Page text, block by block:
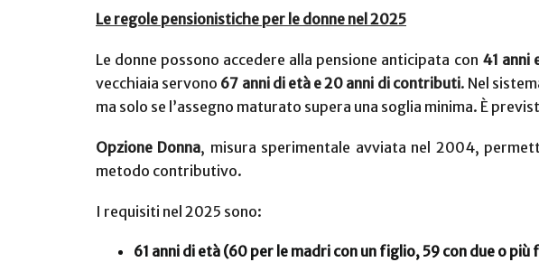
Le regole pensionistiche per le donne nel 2025
Le donne possono accedere alla pensione anticipata con 41 anni
vecchiaia servono 67 anni di età e 20 anni di contributi. Nel
ma solo se l’assegno maturato supera una soglia minima. È
Opzione Donna, misura sperimentale avviata nel 2004,
metodo contributivo.
I requisiti nel 2025 sono:
61 anni di età (60 per le madri con un figlio, 59 con due o più